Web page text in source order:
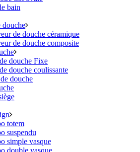
bain
douche
de douche céramique
de douche composite
douche Fixe
douche coulissante
douche
totem
suspendu
simple vasque
double vasque